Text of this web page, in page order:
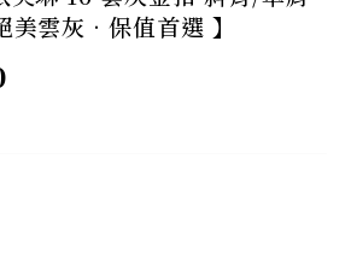
雲灰 · 保值首選 】